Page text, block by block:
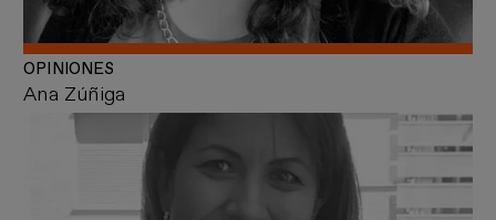
Ana Zúñiga
OPINIONES